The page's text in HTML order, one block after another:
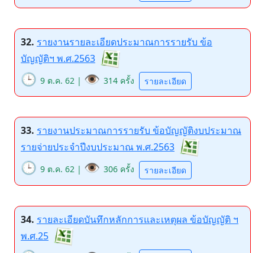
32. รายงานรายละเอียดประมาณการรายรับ ข้อ
บัญญัติฯ พ.ศ.2563
🕒 9 ต.ค. 62 | 👁️ 314 ครั้ง รายละเอียด
33. รายงานประมาณการรายรับ ข้อบัญญัติงบประมาณ
รายจ่ายประจำปีงบประมาณ พ.ศ.2563
🕒 9 ต.ค. 62 | 👁️ 306 ครั้ง รายละเอียด
34. รายละเอียดบันทึกหลักการและเหตุผล ข้อบัญญัติ ฯ
พ.ศ.25